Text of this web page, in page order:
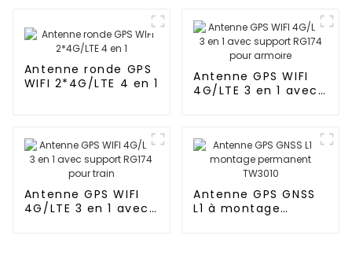
Antenne ronde GPS
WIFI 2*4G/LTE 4 en 1
Antenne GPS WIFI
4G/LTE 3 en 1 avec
Antenne GPS WIFI
4G/LTE 3 en 1 avec
Antenne GPS GNSS
L1 à montage